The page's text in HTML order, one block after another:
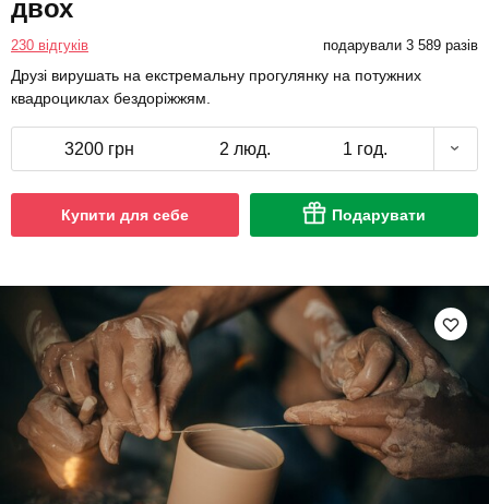
двох
230 відгуків подарували 3 589 разів
Друзі вирушать на екстремальну прогулянку на потужних
квадроциклах бездоріжжям.
3200 грн 2 люд. 1 год.
Купити для себе Подарувати